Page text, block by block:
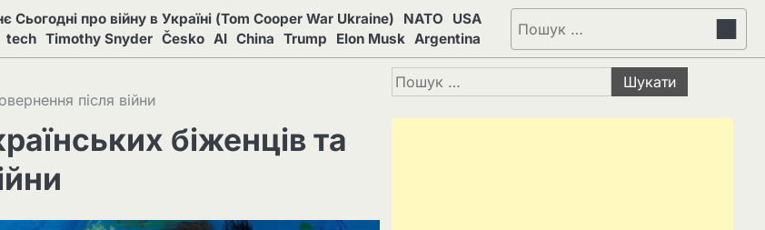
Сьогодні про війну в Україні (Tom Cooper War Ukraine) NATO
USA
tech Timothy Snyder Česko AI China Trump Elon Musk Argentina
Пошук:
після війни
біженців та
Пошук: